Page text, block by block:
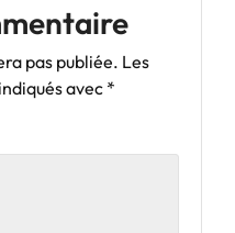
pas publiée. Les
avec *